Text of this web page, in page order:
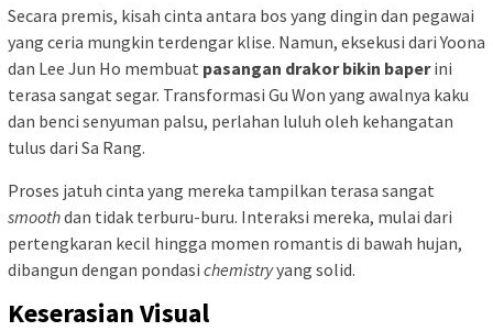
Secara premis, kisah cinta antara bos yang dingin dan pegawai
yang ceria mungkin terdengar klise. Namun, eksekusi dari Yoona
dan Lee Jun Ho membuat pasangan drakor bikin baperini
terasa sangat segar. Transformasi Gu Won yang awalnya kaku
dan benci senyuman palsu, perlahan luluh oleh kehangatan
tulus dari Sa Rang.
Proses jatuh cinta yang mereka tampilkan terasa sangat
smoothdan tidak terburu-buru. Interaksi mereka, mulai dari
pertengkaran kecil hingga momen romantis di bawah hujan,
dibangun dengan pondasi chemistryyang solid.
Keserasian Visual